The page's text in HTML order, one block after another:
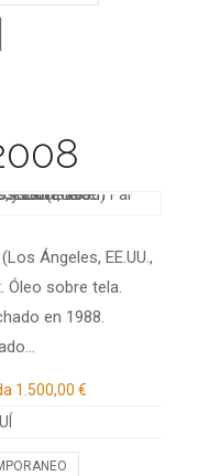
Ángeles, EE.UU.,
Óleo sobre tela.
en 1988.
1.500,00 €